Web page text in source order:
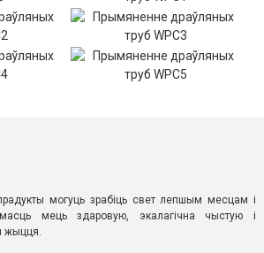
могуць зрабіць свет лепшым месцам і
мець здаровую, экалагічна чыстую і
жыцця.